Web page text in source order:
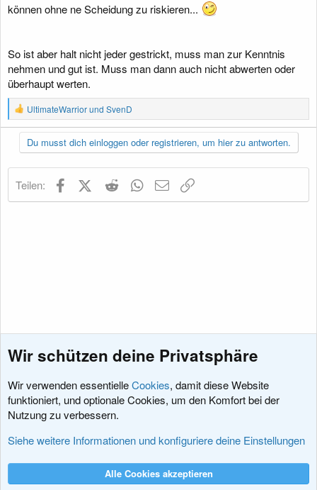
können ohne ne Scheidung zu riskieren...
So ist aber halt nicht jeder gestrickt, muss man zur Kenntnis
nehmen und gut ist. Muss man dann auch nicht abwerten oder
überhaupt werten.
R
e
a
k
t
n
UltimateWarriorund SvenD
Du musst dich einloggen oder registrieren, um hier zu antworten.
Teilen: FacebookX (Twitter)
Reddit WhatsApp
E-Mail
Fragen vor dem Kauf
Nutzungsbedingungen Datenschutz
Wir schützen deine Privatsphäre
Wir verwenden essentielleCookies, damit diese Website
funktioniert, und optionale Cookies, um den Komfort bei der
Nutzung zu verbessern.
Siehe weitere Informationen und konfiguriere deine Einstellungen
Alle Cookies akzeptieren